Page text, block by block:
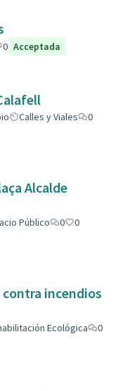
0 Acceptada
Calles y Viales
0
Alcalde
Público 0
0
incendios
Ecológica
0